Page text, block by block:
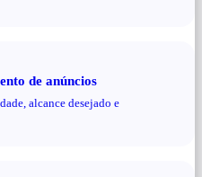
de anúncios
alcance desejado e